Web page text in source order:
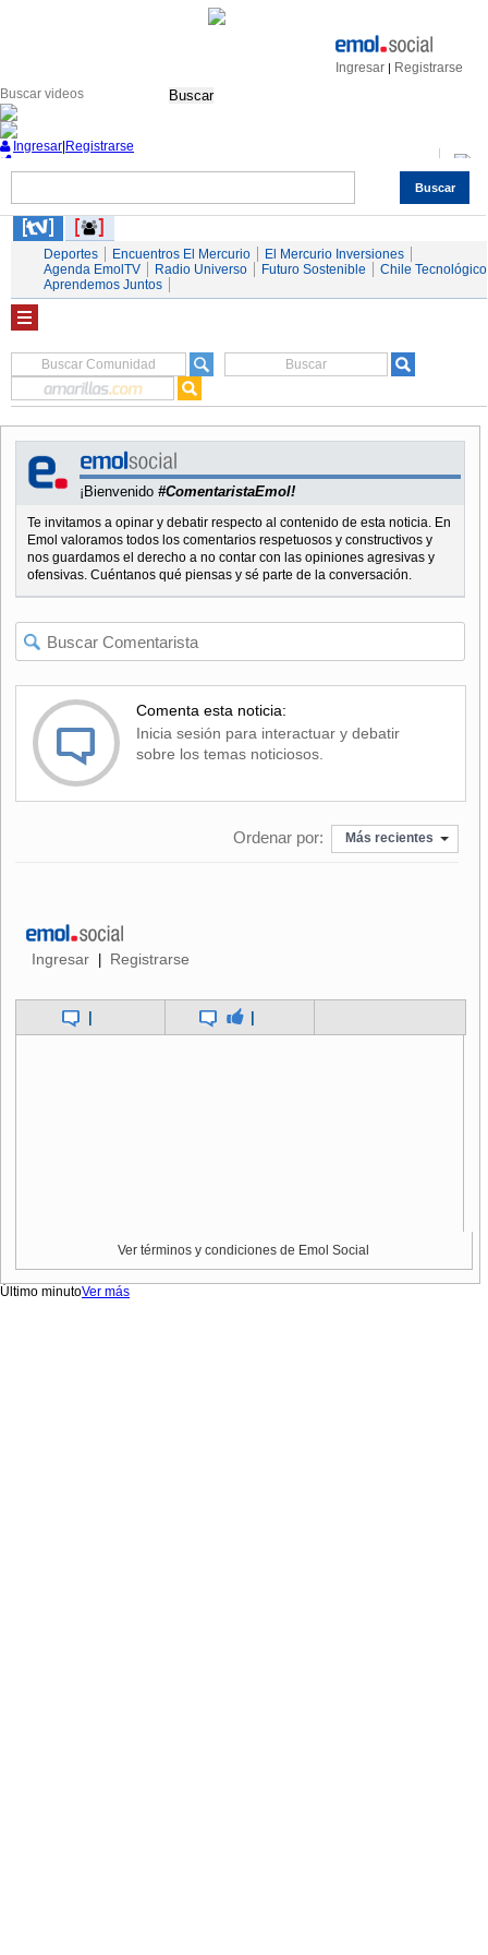
Ingresar | Registrarse
Buscar
Buscar
Ingresar Registrarse
Servicios
Deportes Encuentros El Mercurio
El Mercurio Inversiones
Agenda EmolTV
Radio Universo Futuro Sostenible
Chile Tecnológico
Aprendemos Juntos
¡Bienvenido #ComentaristaEmol!
Te invitamos a opinar y debatir respecto al contenido de esta noticia. En
Emol valoramos todos los comentarios respetuosos y constructivos y
nos guardamos el derecho a no contar con las opiniones agresivas y
ofensivas. Cuéntanos qué piensas y sé parte de la conversación.
Comenta esta noticia:
Inicia sesión para interactuar y debatir
sobre los temas noticiosos.
Ordenar por: Más recientes
Ingresar | Registrarse
| |
Ver términos y condiciones de Emol Social
Último minutoVer más